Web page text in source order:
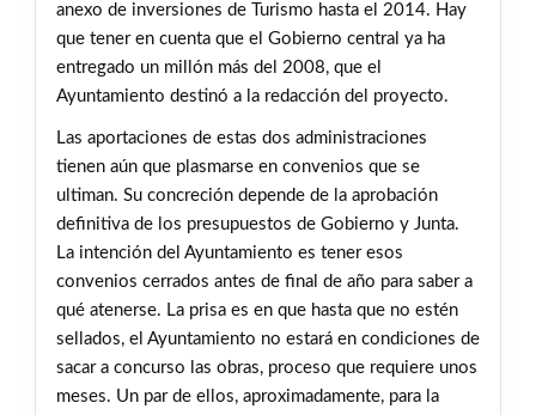
anexo de inversiones de Turismo hasta el 2014. Hay
que tener en cuenta que el Gobierno central ya ha
entregado un millón más del 2008, que el
Ayuntamiento destinó a la redacción del proyecto.
Las aportaciones de estas dos administraciones
tienen aún que plasmarse en convenios que se
ultiman. Su concreción depende de la aprobación
definitiva de los presupuestos de Gobierno y Junta.
La intención del Ayuntamiento es tener esos
convenios cerrados antes de final de año para saber a
qué atenerse. La prisa es en que hasta que no estén
sellados, el Ayuntamiento no estará en condiciones de
sacar a concurso las obras, proceso que requiere unos
meses. Un par de ellos, aproximadamente, para la